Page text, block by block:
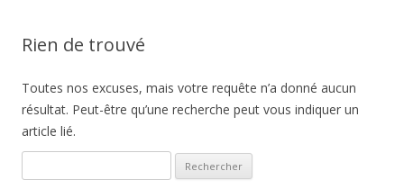
Rien de trouvé
Toutes nos excuses, mais votre requête n’a donné aucun
résultat. Peut-être qu’une recherche peut vous indiquer un
article lié.